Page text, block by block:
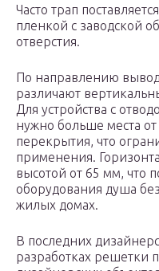
Часто трап
пленкой с заводской
отверстия.
По направлению
различают
Для устройства с
нужно больше места
перекрытия, что
применения.
высотой от 65 мм, что
оборудования душа
жилых домах.
В последних
разработках решетки